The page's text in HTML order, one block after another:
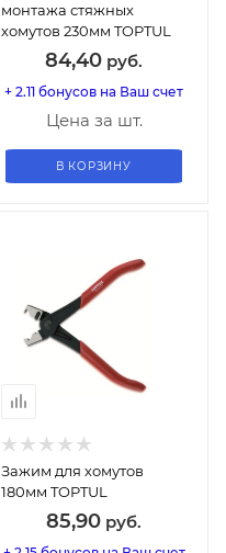
монтажа стяжных
хомутов 230мм TOPTUL
84,40 руб.
+ 2.11 бонусов на Ваш счет
Цена за шт.
В КОРЗИНУ
Зажим для хомутов
180мм TOPTUL
85,90 руб.